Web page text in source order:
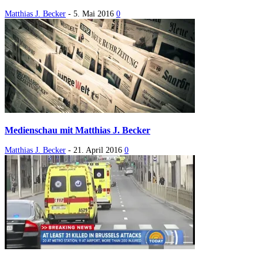
Matthias J. Becker - 5. Mai 2016 0
Medienschau mit Matthias J. Becker
Matthias J. Becker - 21. April 2016 0